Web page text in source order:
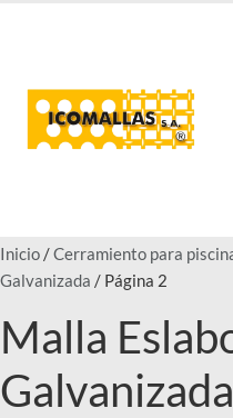
Inicio /Cerramiento para
Galvanizada / Página 2
Malla
Galvanizada